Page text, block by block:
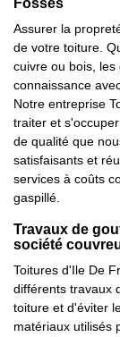
Fosses
Assurer la
de votre toiture.
cuivre ou bois,
connaissance
Notre entreprise
traiter et
de qualité que
satisfaisants et
services à coûts
gaspillé.
Travaux de
société
Toitures d'Ile De
différents travaux
toiture et d'éviter
matériaux utilisés